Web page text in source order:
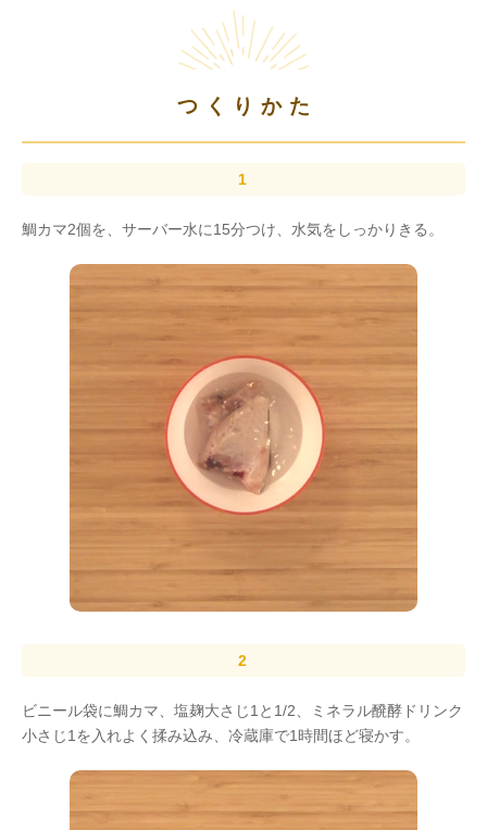
つくりかた
鯛カマ2個を、サーバー水に15分つけ、水気をしっかりきる。
ビニール袋に鯛カマ、塩麹大さじ1と1/2、ミネラル醗酵ドリンク
小さじ1を入れよく揉み込み、冷蔵庫で1時間ほど寝かす。